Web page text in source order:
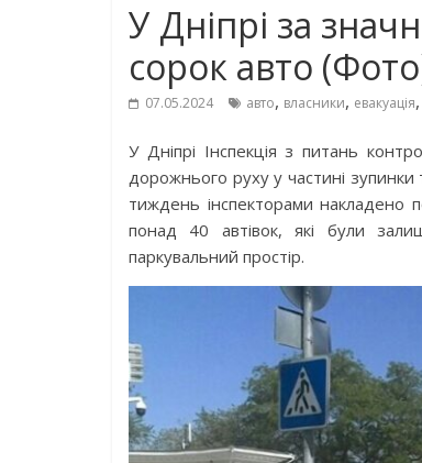
У Дніпрі за
сорок авто
07.05.2024 авто, власники, евакуація,
У Дніпрі Інспекція з питань
дорожнього руху у частині зупинки
тиждень інспекторами накладено
понад 40 автівок, які були
паркувальний простір.